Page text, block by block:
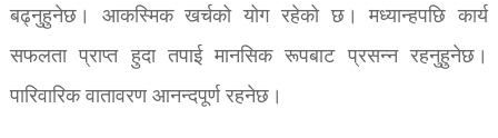
बढ्नुहुनेछ। आकस्मिक खर्चको योग रहेको छ। मध्यान्हपछि कार्य
सफलता प्राप्त हुदा तपाई मानसिक रूपबाट प्रसन्न रहनुहुनेछ।
पारिवारिक वातावरण आनन्दपूर्ण रहनेछ।